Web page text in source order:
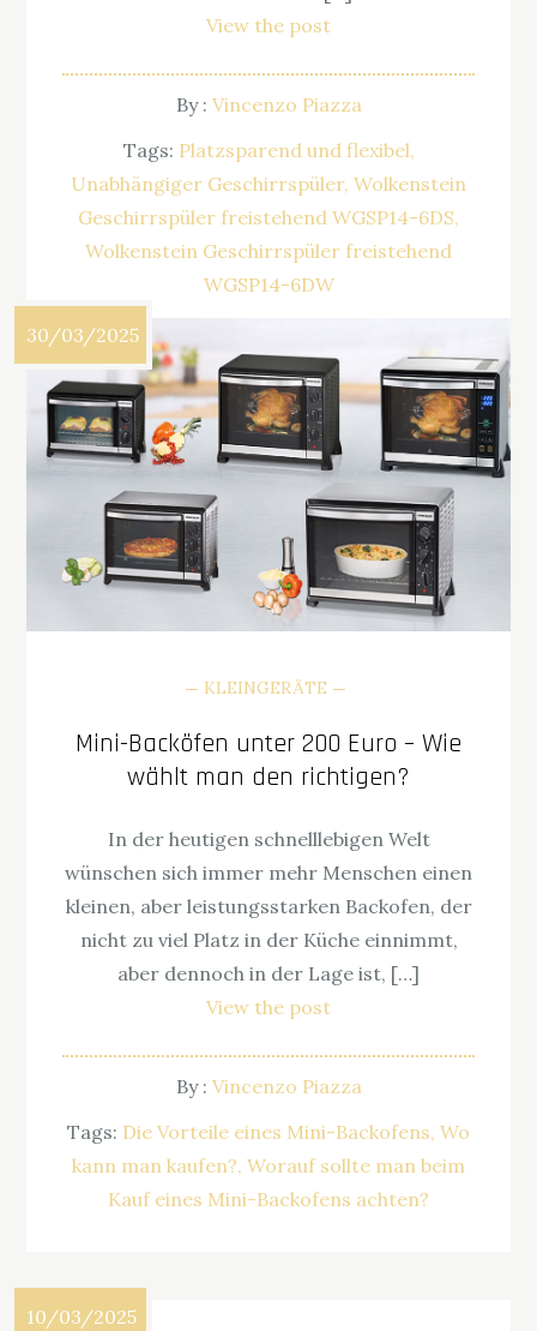
View the post
By : Vincenzo Piazza
Tags: Platzsparend und flexibel
Unabhängiger Geschirrspüler Wolkenstein
Geschirrspüler freistehend WGSP14-6DS
Wolkenstein Geschirrspüler freistehend
WGSP14-6DW
30/03/2025
KLEINGERÄTE
Mini-Backöfen unter 200 Euro – Wie
wählt man den richtigen?
In der heutigen schnelllebigen Welt
wünschen sich immer mehr Menschen einen
kleinen, aber leistungsstarken Backofen, der
nicht zu viel Platz in der Küche einnimmt,
aber dennoch in der Lage ist, […]
View the post
By : Vincenzo Piazza
Tags: Die Vorteile eines Mini-Backofens Wo
kann man kaufen? Worauf sollte man beim
Kauf eines Mini-Backofens achten?
10/03/2025